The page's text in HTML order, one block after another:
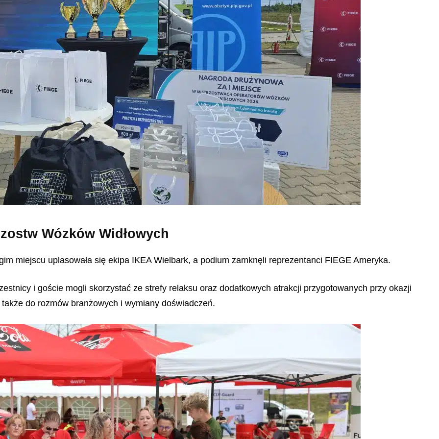
Wózków Widłowych
miejscu uplasowała się ekipa IKEA Wielbark, a podium zamknęli reprezentanci FIEGE Ameryka.
i goście mogli skorzystać ze strefy relaksu oraz dodatkowych atrakcji przygotowanych przy okazji
do rozmów branżowych i wymiany doświadczeń.